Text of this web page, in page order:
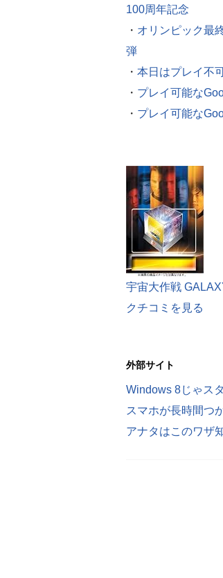
100周年記念
・ オリンピック最
弾
・ 本日はプレイ不
・ プレイ可能な
・ プレイ可能な
宇宙大作戦
クチコミを見る
外部サイト